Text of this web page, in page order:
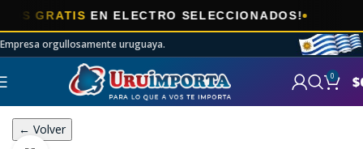
GRATISEN ELECTRO SELECCIONADOS!
Empresa orgullosamente uruguaya.
0 $
← Volver